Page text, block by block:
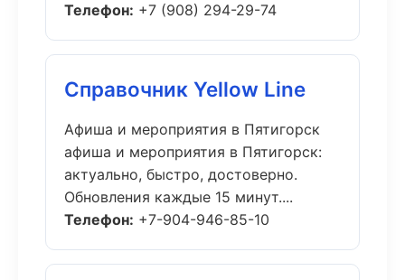
Телефон: +7 (908) 294-29-74
Справочник Yellow Line
Афиша и мероприятия в Пятигорск
афиша и мероприятия в Пятигорск:
актуально, быстро, достоверно.
Обновления каждые 15 минут....
Телефон: +7-904-946-85-10